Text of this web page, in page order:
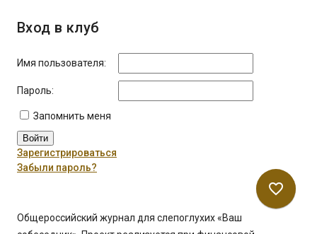
Вход в клуб
Имя пользователя:
Пароль:
Запомнить меня
Войти
Зарегистрироваться
Забыли пароль?
Общероссийский журнал для слепоглухих «Ваш
favorite_border